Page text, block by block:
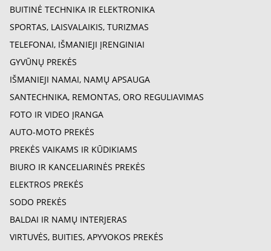
BUITINĖ TECHNIKA IR ELEKTRONIKA
SPORTAS, LAISVALAIKIS, TURIZMAS
TELEFONAI, IŠMANIEJI ĮRENGINIAI
GYVŪNŲ PREKĖS
IŠMANIEJI NAMAI, NAMŲ APSAUGA
SANTECHNIKA, REMONTAS, ORO REGULIAVIMAS
FOTO IR VIDEO ĮRANGA
AUTO-MOTO PREKĖS
PREKĖS VAIKAMS IR KŪDIKIAMS
BIURO IR KANCELIARINĖS PREKĖS
ELEKTROS PREKĖS
SODO PREKĖS
BALDAI IR NAMŲ INTERJERAS
VIRTUVĖS, BUITIES, APYVOKOS PREKĖS